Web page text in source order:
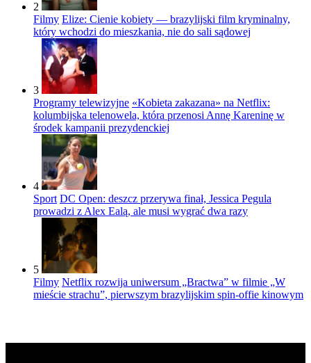
2
Filmy Elize: Cienie kobiety — brazylijski film kryminalny,
który wchodzi do mieszkania, nie do sali sądowej
3
Programy telewizyjne «Kobieta zakazana» na Netflix:
kolumbijska telenowela, która przenosi Annę Kareninę w
środek kampanii prezydenckiej
4
Sport DC Open: deszcz przerywa finał, Jessica Pegula
prowadzi z Alex Ealą, ale musi wygrać dwa razy
5
Filmy Netflix rozwija uniwersum „Bractwa” w filmie „W
mieście strachu”, pierwszym brazylijskim spin-offie kinowym